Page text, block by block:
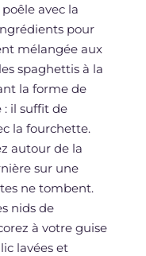
avec la
pour
mélangée aux
spaghettis à la
la forme de
: il suffit de
la fourchette.
autour de la
sur une
ne tombent.
nids de
à votre guise
lavées et